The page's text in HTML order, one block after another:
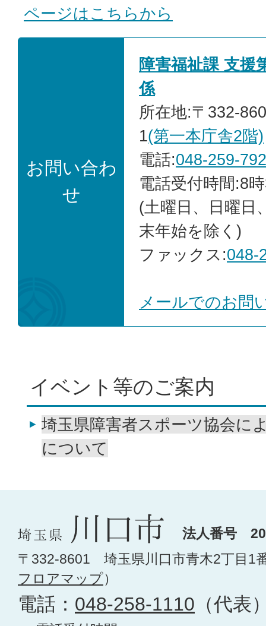
ページはこちらから
お問い合わ
せ
障害福祉課 支援
係
所在地:〒332-
1(第一本庁舎2階)
電話:048-259-
電話受付時間:8
(土曜日、日曜日
末年始を除く)
ファックス:048-
メールでのお問
イベント等のご案内
埼玉県障害者スポーツ協会に
について
法人番号
〒332-8601 埼玉県川口市青木2丁目1
フロアマップ）
電話： 048-258-1110 （代表